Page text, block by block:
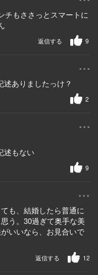
チもささっとスマートに
9
返信する
...
ありましたっけ？
2
...
述もない
9
...
も、結婚したら普通に
う。30過ぎて奥手な美
いいなら、お見合いで
12
返信する